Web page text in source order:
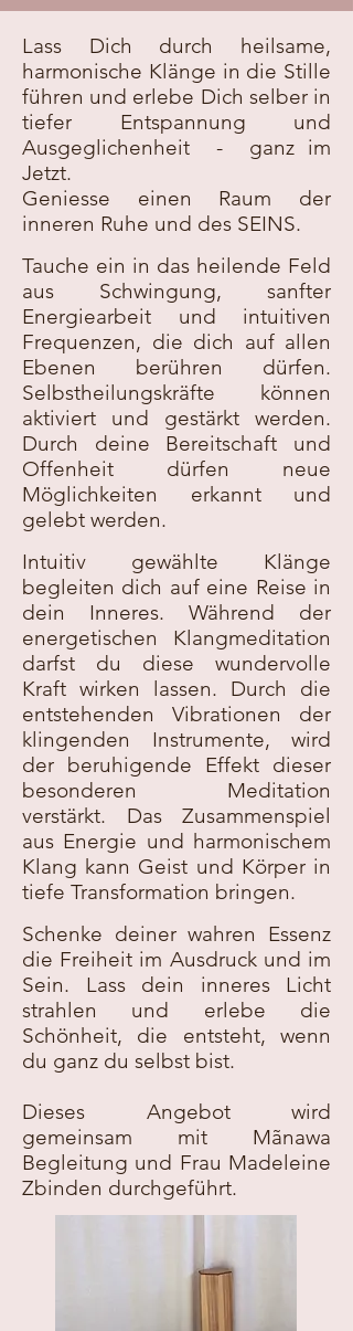
Lass Dich durch heilsame,
harmonische Klänge in die Stille
führen und erlebe Dich selber in
tiefer Entspannung und
Ausgeglichenheit - ganz im
Jetzt.
Geniesse einen Raum der
inneren Ruhe und des SEINS.
Tauche ein in das heilende Feld
aus Schwingung, sanfter
Energiearbeit und intuitiven
Frequenzen, die dich auf allen
Ebenen berühren dürfen.
Selbstheilungskräfte können
aktiviert und gestärkt werden.
Durch deine Bereitschaft und
Offenheit dürfen neue
Möglichkeiten erkannt und
gelebt werden.
Intuitiv gewählte Klänge
begleiten dich auf eine Reise in
dein Inneres. Während der
energetischen Klangmeditation
darfst du diese wundervolle
Kraft wirken lassen. Durch die
entstehenden Vibrationen der
klingenden Instrumente, wird
der beruhigende Effekt dieser
besonderen Meditation
verstärkt. Das Zusammenspiel
aus Energie und harmonischem
Klang kann Geist und Körper in
tiefe Transformation bringen.
Schenke deiner wahren Essenz
die Freiheit im Ausdruck und im
Sein. Lass dein inneres Licht
strahlen und erlebe die
Schönheit, die entsteht, wenn
du ganz du selbst bist.
Dieses Angebot wird
gemeinsam mit Mãnawa
Begleitung und Frau Madeleine
Zbinden durchgeführt.